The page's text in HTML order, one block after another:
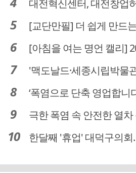
대전혁신센터, 대전창업허브
[교단만필] 더 쉽게 만드는 시
[아침을 여는 명언 캘리]
'맥도날드·세종시립박물관' 차례로 오픈
‘폭염으로 단축 영업합니
극한 폭염 속 안전한 열차
한달째 '휴업' 대덕구의회…오는